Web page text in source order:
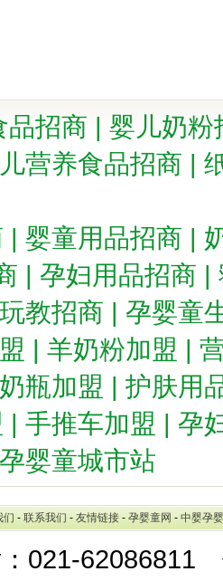
品招商 | 婴儿奶粉
营养食品招商 |
| 婴童用品招商 |
| 孕妇用品招商 |
教招商 | 孕婴童
| 羊奶粉加盟 |
奶瓶加盟 | 护肤用
| 手推车加盟 | 孕
孕婴童城市站
们 - 联系我们 - 友情链接 - 孕婴童网 - 中婴孕
021-